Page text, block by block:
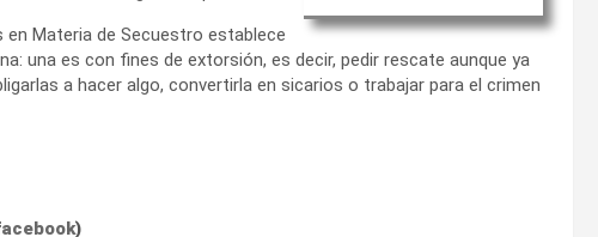
en Materia de Secuestro establece
una es con fines de extorsión, es decir, pedir rescate aunque ya
a hacer algo, convertirla en sicarios o trabajar para el crimen
)